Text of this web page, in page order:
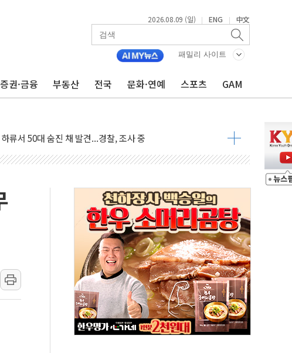
2026.08.09 (일) | ENG | 中文
패밀리 사이트
증권·금융 부동산 전국 문화·연예 스포츠 GAM
식사고 발생…작업자 1명 숨져
류서 50대 숨진 채 발견...경찰, 조사 중
에 누적 '1.48%p' 차 선두 유지...金 46.01% vs 鄭 44.53%
니 살해 10대 구속…범행 후 반려견도 죽여
경북 경선서 정청래에 승리…金 48.54% vs 鄭 44.40%
구·경북 경선 결과...김민석 48.54% 정청래 44.40%
선 결과 발표...김민석 47.37% 정청래 45.71% 송영길 6.92%
선 결과 발표...정청래 47.82% 김민석 46.35% 송영길 5.83%
선 결과 발표...김민석 50.30% 정청래 41.94% 송영길 7.76%
기고객 400명 맞이…"마음 잇는 시간 되길"
억 지급 확정되나…재상고 앞두고 막판 셈법
공인에 '행복상자' 전달